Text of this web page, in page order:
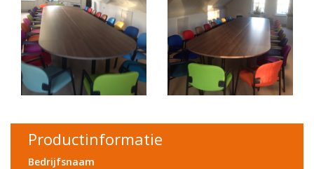
Productinformatie
Bedrijfsnaam